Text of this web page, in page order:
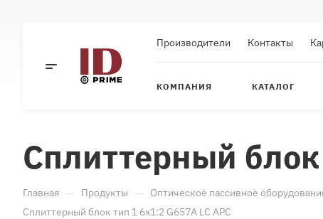
Производители Контакты
КОМПАНИЯ КАТАЛОГ
Cплиттерный
Главная — Продукты — Оптическое пассивное
Cплиттерный блок тип 1 6x1:2 G657A LC APC